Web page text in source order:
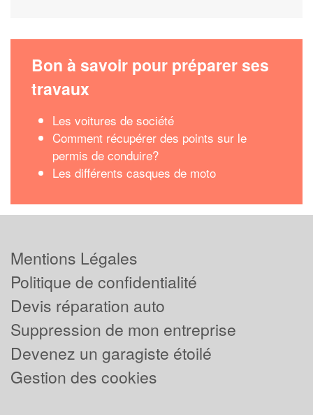
Bon à savoir pour préparer ses
travaux
Les voitures de société
Comment récupérer des points sur le
permis de conduire?
Les différents casques de moto
Mentions Légales
Politique de confidentialité
Devis réparation auto
Suppression de mon entreprise
Devenez un garagiste étoilé
Gestion des cookies